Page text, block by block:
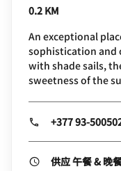
0.2 KM
An exceptional
sophistication and
with shade sails,
sweetness of the
+377 93-
供应 午餐 &